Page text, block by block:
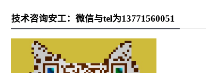
技术咨询安工：微信与tel为13771560051